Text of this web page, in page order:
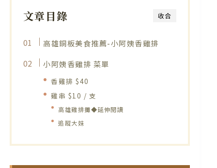
收合
文章目錄
高雄銅板美食推薦-小阿姨香雞排
小阿姨香雞排 菜單
香雞排 $40
雞串 $10 / 支
高雄雞排攤◆延伸閱讀
追蹤大妹